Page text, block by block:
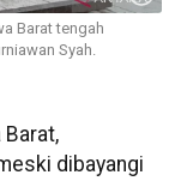
Barat tengah
Syah.
dibayangi